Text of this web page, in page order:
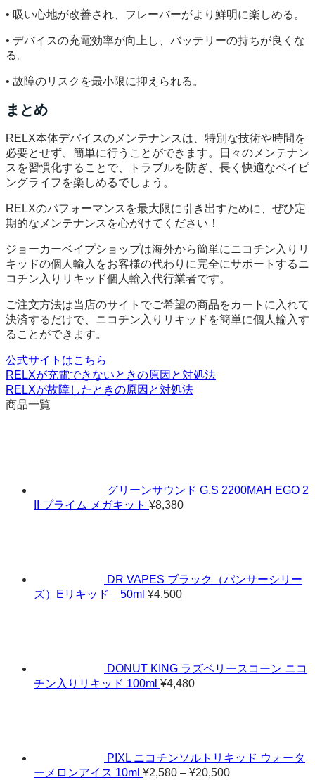
• 吸い心地が改善され、フレーバーがより鮮明に楽しめる。
• デバイスの充電効率が向上し、バッテリーの持ちが良くな
る。
• 故障のリスクを最小限に抑えられる。
まとめ
RELX本体デバイスのメンテナンスは、特別な技術や時間を
必要とせず、簡単に行うことができます。日々のメンテナン
スを習慣化することで、トラブルを防ぎ、長く快適なベイピ
ングライフを楽しめるでしょう。
RELXのパフォーマンスを最大限に引き出すために、ぜひ定
期的なメンテナンスを心がけてください！
ジョーカーベイプショップは海外から簡単にニコチン入りリ
キッドの個人輸入をお客様の代わりに完全にサポートするニ
コチン入りリキッド個人輸入代行業者です。
ご注文方法は当店のサイトでご希望の商品をカートに入れて
決済するだけで、ニコチン入りリキッドを簡単に個人輸入す
ることができます。
公式サイトはこちら
RELXが充電できないときの原因と対処法
RELXが故障したときの原因と対処法
商品一覧
グリーンサウンド G.S 2200MAH EGO 2
II プライム メガキット ¥8,380
DR VAPES ブラック（パンサーシリー
ズ）Eリキッド 50ml ¥4,500
DONUT KING ラズベリースコーン ニコ
チン入りリキッド 100ml ¥4,480
PIXL ニコチンソルトリキッド ウォータ
ーメロンアイス 10ml ¥2,580 – ¥20,500価